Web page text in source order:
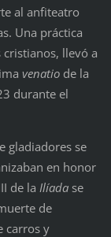
al anfiteatro
Una práctica
cristianos, llevó a
venatiode la
durante el
gladiadores se
en honor
de la Ilíadase
de
carros y